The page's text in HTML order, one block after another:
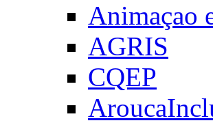
Animaçao
AGRIS
CQEP